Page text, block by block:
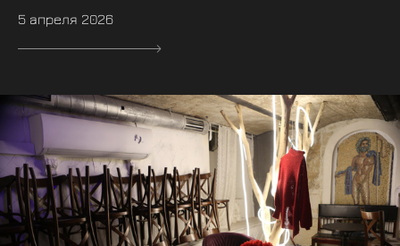
5 апреля 2026